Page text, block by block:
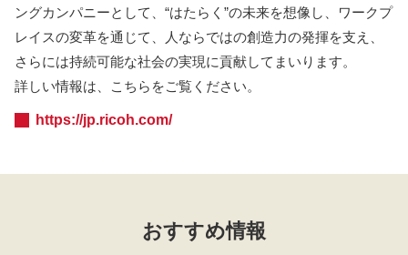
ングカンパニーとして、“はたらく”の未来を想像し、ワークプ
レイスの変革を通じて、人ならではの創造力の発揮を支え、
さらには持続可能な社会の実現に貢献してまいります。
詳しい情報は、こちらをご覧ください。
https://jp.ricoh.com/
おすすめ情報